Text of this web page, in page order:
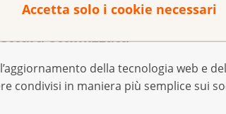
Accetta solo i cookie necessari
ottimizzata
della tecnologia web e
condivisi in maniera più semplice sui